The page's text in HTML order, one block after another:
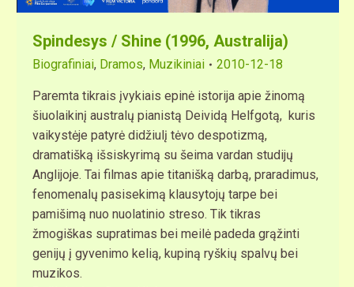
Spindesys / Shine (1996, Australija)
Biografiniai, Dramos, Muzikiniai 2010-12-18
Paremta tikrais įvykiais epinė istorija apie žinomą
šiuolaikinį australų pianistą Deividą Helfgotą, kuris
vaikystėje patyrė didžiulį tėvo despotizmą,
dramatišką išsiskyrimą su šeima vardan studijų
Anglijoje. Tai filmas apie titanišką darbą, praradimus,
fenomenalų pasisekimą klausytojų tarpe bei
pamišimą nuo nuolatinio streso. Tik tikras
žmogiškas supratimas bei meilė padeda grąžinti
genijų į gyvenimo kelią, kupiną ryškių spalvų bei
muzikos.